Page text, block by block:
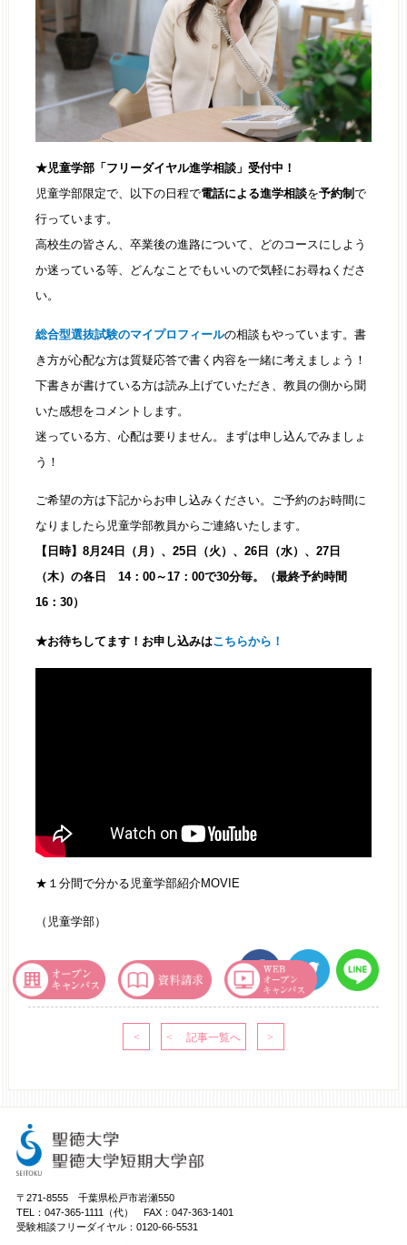
★児童学部「フリーダイヤル進学相談」受付中！
児童学部限定で、以下の日程で電話による進学相談を予約制で
行っています。
高校生の皆さん、卒業後の進路について、どのコースにしよう
か迷っている等、どんなことでもいいので気軽にお尋ねくださ
い。
総合型選抜試験のマイプロフィールの相談もやっています。書
き方が心配な方は質疑応答で書く内容を一緒に考えましょう！
下書きが書けている方は読み上げていただき、教員の側から聞
いた感想をコメントします。
迷っている方、心配は要りません。まずは申し込んでみましょ
う！
ご希望の方は下記からお申し込みください。ご予約のお時間に
なりましたら児童学部教員からご連絡いたします。
【日時】8月24日（月）、25日（火）、26日（水）、27日
（木）の各日 14：00～17：00で30分毎。（最終予約時間
16：30）
★お待ちしてます！お申し込みはこちらから！
★１分間で分かる児童学部紹介MOVIE
（児童学部）
〒271-8555 千葉県松戸市岩瀬550
TEL：047-365-1111（代） FAX：047-363-1401
受験相談フリーダイヤル：0120-66-5531